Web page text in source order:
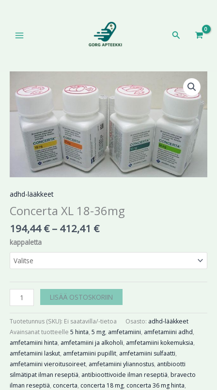
Hae
adhd-lääkkeet
Concerta XL 18-36mg
194,44€ – 412,41 €
194,44 €
-
412,41 €
kappaletta
18-
määrä
LISÄÄ OSTOSKORIIN
Tuotetunnus (SKU): Ei saatavilla/-tietoa Osasto: adhd-lääkkeet
Avainsanat tuotteelle 5 hinta, 5 mg, amfetamiini, amfetamiini adhd,
amfetamiini hinta, amfetamiini ja alkoholi, amfetamiini kokemuksia,
amfetamiini laskut, amfetamiini pupillit, amfetamiini sulfaatti,
amfetamiini vieroitusoireet, amfetamiini yliannostus, antibiootti
silmätipat ilman reseptiä, antibioottivoide ilman reseptiä, bravecto
ilman reseptiä, concerta, concerta 18 mg, concerta 36 mg hinta,